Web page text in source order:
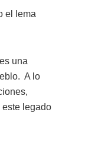
el lema
una
A lo
este legado